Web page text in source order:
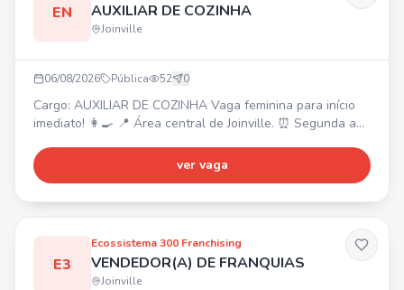
EN AUXILIAR DE COZINHA
Joinville
06/08/2026 Pública 52 0
Cargo: AUXILIAR DE COZINHA Vaga feminina para início
imediato! 👩‍🍳 📍 Área central de Joinville. ⏰ Segunda a
prêmio assiduidade R$ 600 (conforme desempenho).
Experiência na área e trabalho em equipe são diferenciais.
ver vaga
E3
Ecossistema 300 Franchising
VENDEDOR(A) DE FRANQUIAS
Joinville